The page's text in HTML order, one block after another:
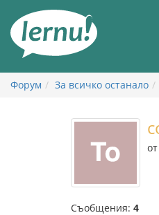
съдържанието
Форум За всичко останало
от
Съобщения: 4